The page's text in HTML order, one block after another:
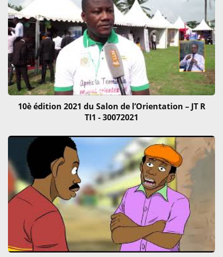
10è édition 2021 du Salon de l’Orientation – JT R
TI1 - 30072021